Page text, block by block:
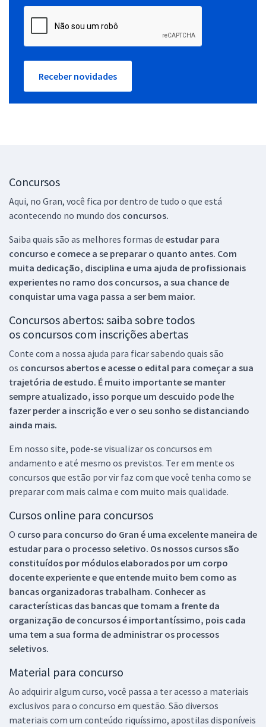
Receber novidades
Concursos
Aqui, no Gran, você fica por dentro de tudo o que está
acontecendo no mundo dos concursos.
Saiba quais são as melhores formas de estudar para
concurso e comece a se preparar o quanto antes. Com
muita dedicação, disciplina e uma ajuda de profissionais
experientes no ramo dos concursos, a sua chance de
conquistar uma vaga passa a ser bem maior.
Concursos abertos: saiba sobre todos
os concursos com inscrições abertas
Conte com a nossa ajuda para ficar sabendo quais são
os concursos abertos e acesse o edital para começar a sua
trajetória de estudo. É muito importante se manter
sempre atualizado, isso porque um descuido pode lhe
fazer perder a inscrição e ver o seu sonho se distanciando
ainda mais.
Em nosso site, pode-se visualizar os concursos em
andamento e até mesmo os previstos. Ter em mente os
concursos que estão por vir faz com que você tenha como se
preparar com mais calma e com muito mais qualidade.
Cursos online para concursos
O curso para concurso do Gran é uma excelente maneira de
estudar para o processo seletivo. Os nossos cursos são
constituídos por módulos elaborados por um corpo
docente experiente e que entende muito bem como as
bancas organizadoras trabalham. Conhecer as
características das bancas que tomam a frente da
organização de concursos é importantíssimo, pois cada
uma tem a sua forma de administrar os processos
seletivos.
Material para concurso
Ao adquirir algum curso, você passa a ter acesso a materiais
exclusivos para o concurso em questão. São diversos
materiais com um conteúdo riquíssimo, apostilas disponíveis